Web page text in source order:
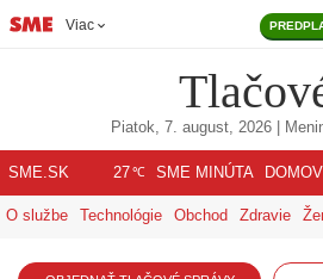
Viac
Piatok, 7. august, 2026 |
SME.SK 27℃ SME MINÚTA DOMOV
O službe Technológie Obchod Zdravie